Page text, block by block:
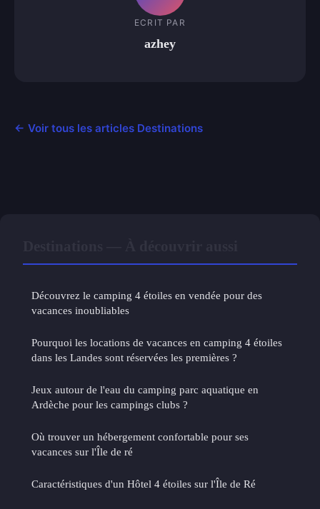
ECRIT PAR
azhey
← Voir tous les articles Destinations
Découvrez le camping 4 étoiles en vendée pour des
vacances inoubliables
Pourquoi les locations de vacances en camping 4 étoiles
dans les Landes sont réservées les premières ?
Jeux autour de l'eau du camping parc aquatique en
Ardèche pour les campings clubs ?
Où trouver un hébergement confortable pour ses
vacances sur l'Île de ré
Caractéristiques d'un Hôtel 4 étoiles sur l'Île de Ré